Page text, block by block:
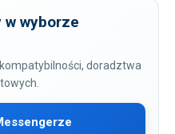
wyborze
doradztwa